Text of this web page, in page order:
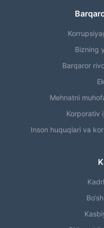
Bizning
Barqaror
Mehnatni
Korporativ
Inson huquqlari va